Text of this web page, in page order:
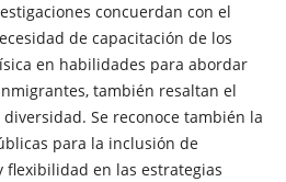
concuerdan con el
de capacitación de los
en habilidades para abordar
también resaltan el
Se reconoce también la
para la inclusión de
en las estrategias